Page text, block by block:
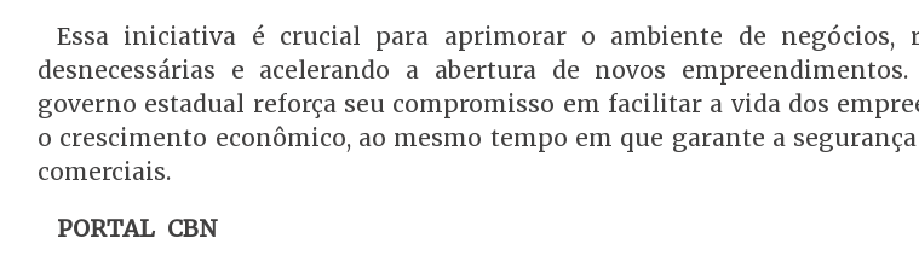
Essa iniciativa é crucial para aprimorar o ambiente de negócios,
desnecessárias e acelerando a abertura de novos
governo estadual reforça seu compromisso em facilitar a vida dos
o crescimento econômico, ao mesmo tempo em que garante a
comerciais.
PORTAL CBN